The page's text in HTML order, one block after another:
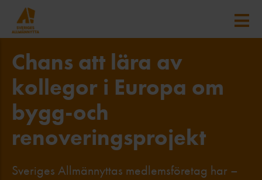
Chans att lära av
kollegor i Europa om
bygg-och
renoveringsprojekt
Sveriges Allmännyttas medlemsföretag har –